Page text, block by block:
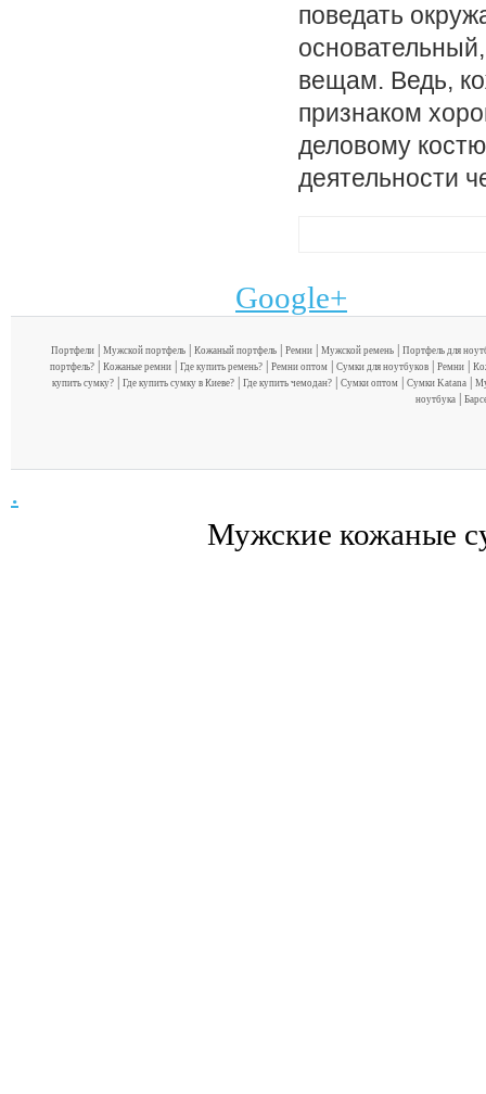
поведать
вещам. Ведь,
признаком
деловому
деятельности
Google+
Портфели| Мужской портфель| Кожаный портфель| Ремни| Мужской ремень|
Портфель для
портфель?| Кожаные ремни| Где купить ремень?| Ремни оптом| Сумки для ноутбуков| Ремни|
купить сумку?| Где купить сумку в Киеве?| Где купить чемодан?| Сумки оптом| Сумки Katana|
ноутбука|
.
Мужские кожаные